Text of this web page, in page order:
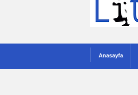
Anasayfa